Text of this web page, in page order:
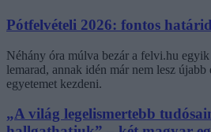
Pótfelvételi 2026: fontos
Néhány óra múlva bezár a felvi.hu
lemarad, annak idén már nem lesz újabb
egyetemet kezdeni.
„A világ legelismertebb